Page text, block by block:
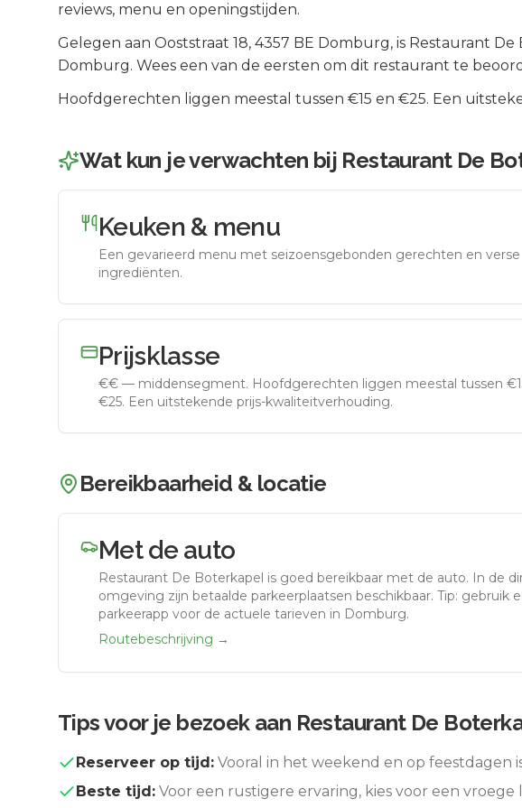
reviews, menu en openingstijden.
Gelegen aan Ooststraat 18, 4357 BE Domburg, is Restaurant De
Domburg. Wees een van de eersten om dit restaurant te
Hoofdgerechten liggen meestal tussen €15 en €25. Een
Wat kun je verwachten bij Restaurant De
Keuken & menu
Een gevarieerd menu met seizoensgebonden gerechten en verse
ingrediënten.
Prijsklasse
€€ — middensegment. Hoofdgerechten liggen meestal tussen
€25. Een uitstekende prijs-kwaliteitverhouding.
Bereikbaarheid & locatie
Met de auto
Restaurant De Boterkapel is goed bereikbaar met de auto. In de
omgeving zijn betaalde parkeerplaatsen beschikbaar. Tip: gebruik
parkeerapp voor de actuele tarieven in Domburg.
Routebeschrijving →
Tips voor je bezoek aan Restaurant De
Reserveer op tijd: Vooral in het weekend en op feestdagen
Beste tijd: Voor een rustigere ervaring, kies voor een vroege